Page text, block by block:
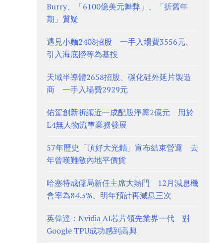
Burry、「6100億美元舞弊」、「折舊年
期」質疑
遇見小麵2408招股 一手入場費3556元、
引入海底撈等為基投
天域半導體2658招股、碳化硅外延片製造
商 一手入場費2929元
佑駕創新折讓近一成配股淨籌2億元 用於
L4無人物流車業務發展
57年歷史「頂好大光麵」宣布結束營運 去
年曾嘆難敵內地平價貨
哈塞特成儲局新任主席大熱門 12月減息機
會率為84.3%、明年預計再減息三次
英偉達：Nvidia AI芯片領先業界一代 對
Google TPU成功感到高興